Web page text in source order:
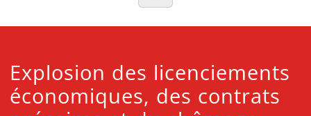
Explosion des licenciements
économiques, des contrats